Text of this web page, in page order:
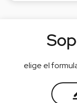
elige el